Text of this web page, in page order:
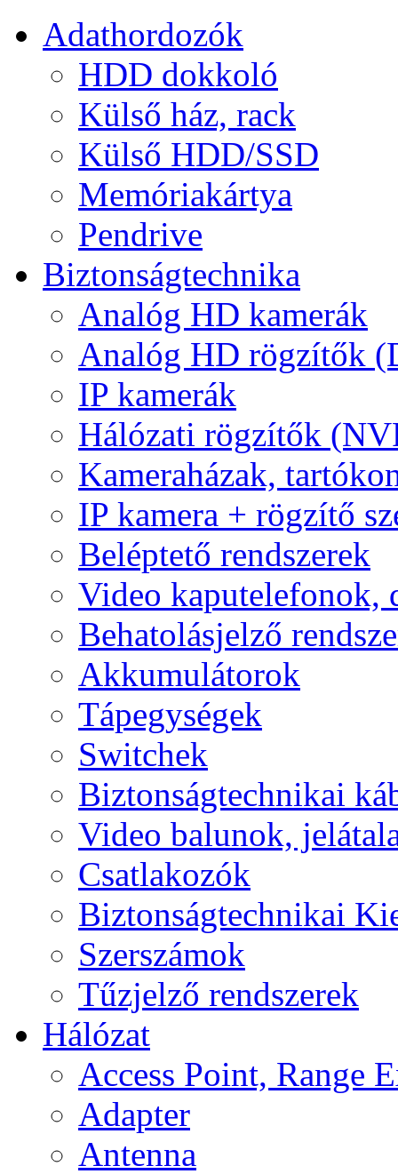
Adathordozók
HDD dokkoló
Külső ház, rack
Külső HDD/SSD
Memóriakártya
Pendrive
Biztonságtechnika
Analóg HD kamerák
Analóg HD rögzítők
IP kamerák
Hálózati rögzítők
Kameraházak,
IP kamera + rögzítő
Beléptető rendszerek
Video kaputelefonok,
Behatolásjelző
Akkumulátorok
Tápegységek
Switchek
Biztonságtechnikai
Video balunok,
Csatlakozók
Biztonságtechnikai
Szerszámok
Tűzjelző rendszerek
Hálózat
Access Point, Range
Adapter
Antenna